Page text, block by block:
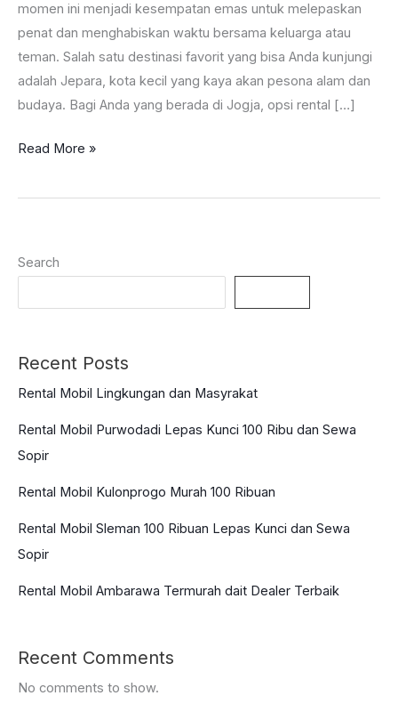
momen ini menjadi kesempatan emas untuk melepaskan
penat dan menghabiskan waktu bersama keluarga atau
teman. Salah satu destinasi favorit yang bisa Anda kunjungi
adalah Jepara, kota kecil yang kaya akan pesona alam dan
budaya. Bagi Anda yang berada di Jogja, opsi rental […]
Rental
Jogja
Untuk
Tahun
Murah
Ribu
Read More »
Search
Recent Posts
Rental Mobil Lingkungan dan Masyrakat
Rental Mobil Purwodadi Lepas Kunci 100 Ribu dan Sewa
Sopir
Rental Mobil Kulonprogo Murah 100 Ribuan
Rental Mobil Sleman 100 Ribuan Lepas Kunci dan Sewa
Sopir
Rental Mobil Ambarawa Termurah dait Dealer Terbaik
Recent Comments
No comments to show.